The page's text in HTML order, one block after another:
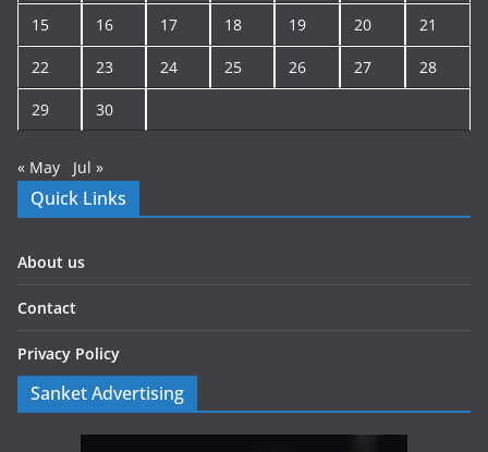
15 16 17 18 19 20 21
22 23 24 25 26 27 28
29 30
« May Jul »
Quick Links
About us
Contact
Privacy Policy
Sanket Advertising